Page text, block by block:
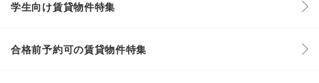
学生向け賃貸物件特集
合格前予約可の賃貸物件特集